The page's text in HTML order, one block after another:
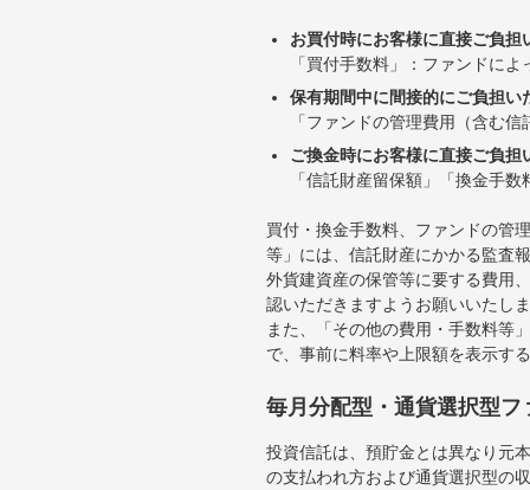
お買付時にお客様に直接ご負担
「買付手数料」：ファンドに
保有期間中に間接的にご負担い
「ファンドの管理費用（含む
ご換金時にお客様に直接ご負担
「信託財産留保額」「換金手
買付・換金手数料、ファンドの管
等」には、信託財産にかかる監査
外貨建資産の保管等に要する費用
認いただきますようお願いいたし
また、「その他の費用・手数料等
で、事前に料率や上限額を表示す
毎月分配型・通貨選択型
投資信託は、預貯金とは異なり元
の支払われ方および通貨選択型の